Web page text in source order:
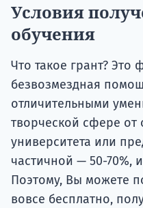
Условия
обучения
Что такое грант? Это
безвозмездная
отличительными
творческой сфере от
университета или
частичной — 50-70%,
Поэтому, Вы можете
вовсе бесплатно,